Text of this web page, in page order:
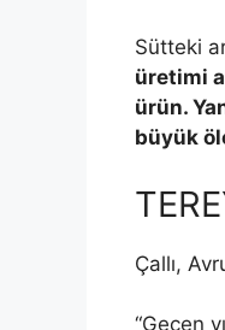
Sütteki
üretimi
ürün.
büyük
Çallı,
“Geçen